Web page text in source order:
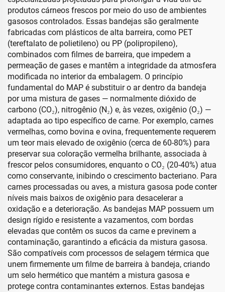
produtos cárneos frescos por meio do uso de ambientes
gasosos controlados. Essas bandejas são geralmente
fabricadas com plásticos de alta barreira, como PET
(tereftalato de polietileno) ou PP (polipropileno),
combinados com filmes de barreira, que impedem a
permeação de gases e mantêm a integridade da atmosfera
modificada no interior da embalagem. O princípio
fundamental do MAP é substituir o ar dentro da bandeja
por uma mistura de gases — normalmente dióxido de
carbono (CO₂), nitrogênio (N₂) e, às vezes, oxigênio (O₂) —
adaptada ao tipo específico de carne. Por exemplo, carnes
vermelhas, como bovina e ovina, frequentemente requerem
um teor mais elevado de oxigênio (cerca de 60-80%) para
preservar sua coloração vermelha brilhante, associada à
frescor pelos consumidores, enquanto o CO₂ (20-40%) atua
como conservante, inibindo o crescimento bacteriano. Para
carnes processadas ou aves, a mistura gasosa pode conter
níveis mais baixos de oxigênio para desacelerar a
oxidação e a deterioração. As bandejas MAP possuem um
design rígido e resistente a vazamentos, com bordas
elevadas que contêm os sucos da carne e previnem a
contaminação, garantindo a eficácia da mistura gasosa.
São compatíveis com processos de selagem térmica que
unem firmemente um filme de barreira à bandeja, criando
um selo hermético que mantém a mistura gasosa e
protege contra contaminantes externos. Estas bandejas